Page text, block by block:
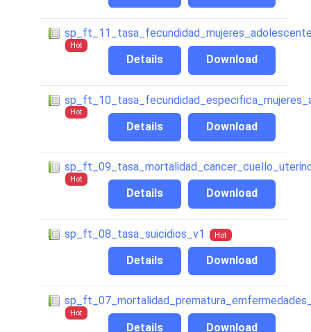
Hot
Download
Details
Hot
Download
Details
Hot
Download
Details
sp_ft_08_tasa_suicidios_v1 Hot
Download
Details
Hot
Download
Details